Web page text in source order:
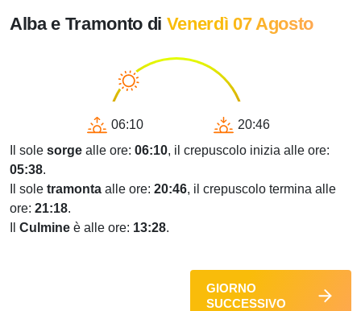
Alba e Tramonto di Venerdì 07 Agosto
06:10
20:46
Il sole sorge alle ore: 06:10, il crepuscolo inizia alle ore:
05:38.
Il sole tramonta alle ore: 20:46, il crepuscolo termina alle
ore: 21:18.
Culmine è alle ore: 13:28.
GIORNO
SUCCESSIVO